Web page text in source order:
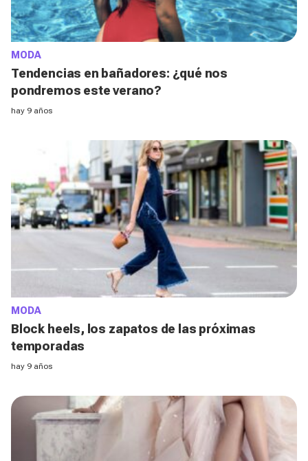
MODA
Tendencias en bañadores: ¿qué nos
pondremos este verano?
hay 9 años
MODA
Block heels, los zapatos de las próximas
temporadas​
hay 9 años